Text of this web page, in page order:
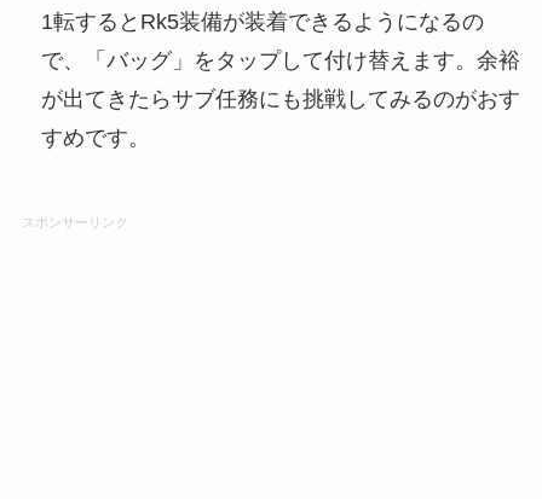
1転するとRk5装備が装着できるようになるの
で、「バッグ」をタップして付け替えます。余裕
が出てきたらサブ任務にも挑戦してみるのがおす
すめです。
スポンサーリンク